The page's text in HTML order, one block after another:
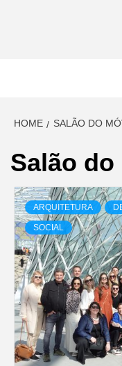
HOME SALÃO DO
Salão
ARQUITETURA
SOCIAL